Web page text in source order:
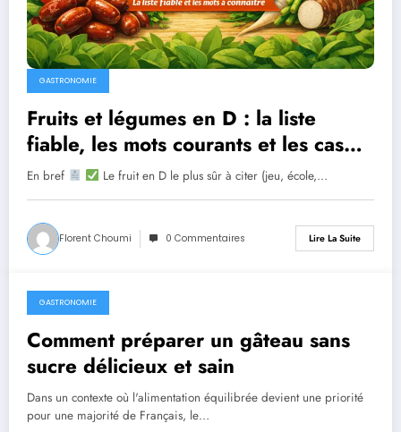
GASTRONOMIE
Fruits et légumes en D : la liste
fiable, les mots courants et les cas
rares
En bref Le fruit en D le plus sûr à citer (jeu, école,…
Florent Choumi 0 Commentaires Lire La Suite
mars 24, 2026
GASTRONOMIE
Comment préparer un gâteau sans
sucre délicieux et sain
Dans un contexte où l'alimentation équilibrée devient une priorité
pour une majorité de Français, le…